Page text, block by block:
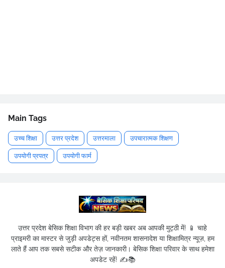
Main Tags
उच्च शिक्षा उत्तर प्रदेश उत्तरमाला उपचारात्मक शिक्षण
उपयोगी प्रपत्र उपयोगी फार्म
उत्तर प्रदेश बेसिक शिक्षा विभाग की हर बड़ी खबर अब आपकी मुट्ठी में! 📱 चाहे
प्राइमरी का मास्टर से जुड़ी अपडेट्स हों, नवीनतम शासनादेश या शिक्षामित्र न्यूज़, हम
लाते हैं आप तक सबसे सटीक और तेज़ जानकारी। बेसिक शिक्षा परिवार के साथ हमेशा
अपडेट रहें! ✍️📚